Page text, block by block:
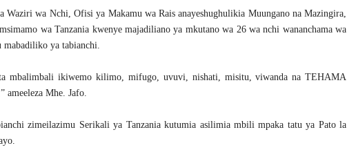
Waziri wa Nchi, Ofisi ya Makamu wa Rais anayeshughulikia Muungano na Mazingira,
wa Tanzania kwenye majadiliano ya mkutano wa 26 wa nchi wananchama wa
mabadiliko ya tabianchi.
mbalimbali ikiwemo kilimo, mifugo, uvuvi, nishati, misitu, viwanda na TEHAMA
ameeleza Mhe. Jafo.
zimeilazimu Serikali ya Tanzania kutumia asilimia mbili mpaka tatu ya Pato la